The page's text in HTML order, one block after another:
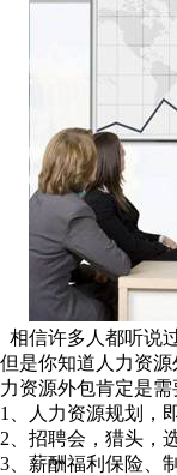
相信许多人都听说
但是你知道人力资
力资源外包肯定是需
1、人力资源规划，
2、招聘会，猎头，
3、薪酬福利保险、